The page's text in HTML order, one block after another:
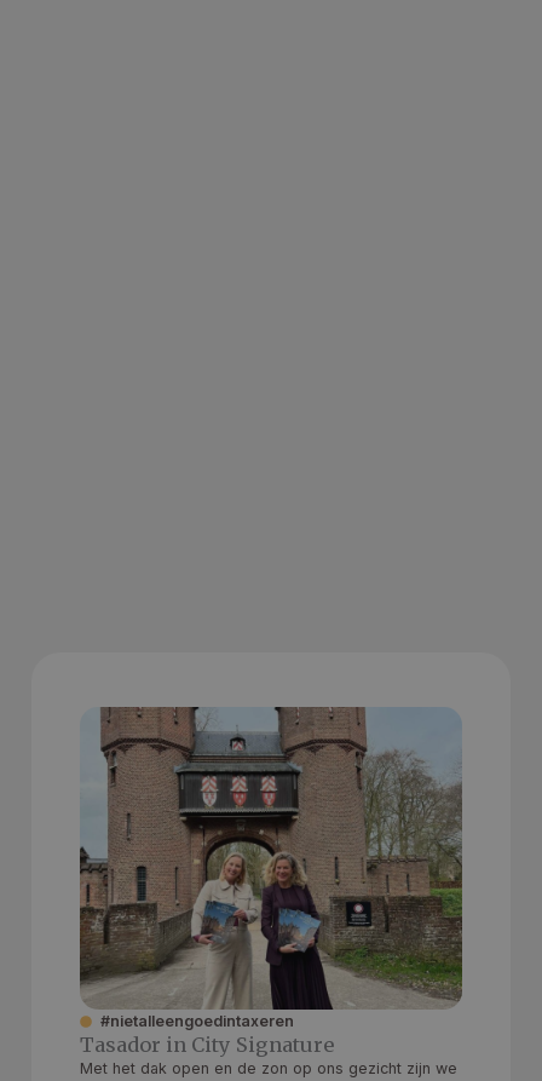
#nietalleengoedintaxeren
Tasador in City Signature
Met het dak open en de zon op ons gezicht zijn we